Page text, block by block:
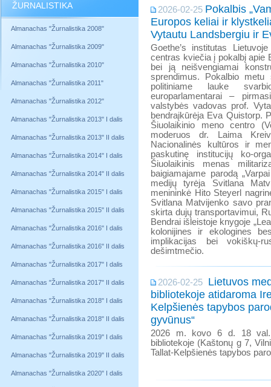
ŽURNALISTIKA
Almanachas "Žurnalistika 2008"
Almanachas "Žurnalistika 2009"
Almanachas "Žurnalistika 2010"
Almanachas "Žurnalistika 2011"
Almanachas "Žurnalistika 2012"
Almanachas "Žurnalistika 2013" I dalis
Almanachas "Žurnalistika 2013" II dalis
Almanachas "Žurnalistika 2014" I dalis
Almanachas "Žurnalistika 2014" II dalis
Almanachas "Žurnalistika 2015" I dalis
Almanachas "Žurnalistika 2015" II dalis
Almanachas "Žurnalistika 2016" I dalis
Almanachas "Žurnalistika 2016" II dalis
Almanachas "Žurnalistika 2017" I dalis
Almanachas "Žurnalistika 2017" II dalis
Almanachas "Žurnalistika 2018" I dalis
Almanachas "Žurnalistika 2018" II dalis
Almanachas "Žurnalistika 2019" I dalis
Almanachas "Žurnalistika 2019" II dalis
Almanachas "Žurnalistika 2020" I dalis
2026-02-25 Pokalbis
Europos keliai ir
Vytautu Landsbergiu ir
Goethe’s institutas
centras kviečia į pokalbį apie
bei ją neišvengiamai
sprendimus. Pokalbio
politiniame lauke
europarlamentarai –
valstybės vadovas prof.
bendraįkūrėja Eva Quistorp.
Šiuolaikinio meno centro
moderuos dr. Laima
Nacionalinės kultūros ir
paskutinę institucijų ko-
Šiuolaikinis menas
baigiamajame parodą
medijų tyrėja Svitlana
menininkė Hito Steyerl
Svitlana Matvijenko savo
skirta dujų transportavimui,
Bendrai išleistoje knygoje
kolonijines ir ekologines
implikacijas bei vokiškų-
dešimtmečio.
2026-02-25
Lietuvos
bibliotekoje atidaroma
Kelpšienės tapybos
gyvūnus“
2026 m. kovo 6 d. 18 val.
bibliotekoje (Kaštonų g 7,
Tallat-Kelpšienės tapybos